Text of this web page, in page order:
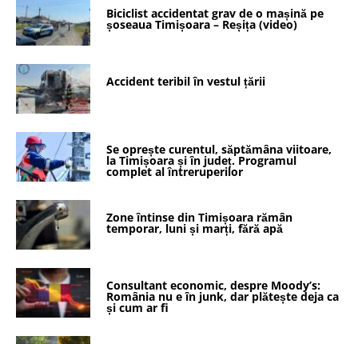
Biciclist accidentat grav de o mașină pe
șoseaua Timișoara – Reșița (video)
Accident teribil în vestul țării
Se oprește curentul, săptămâna viitoare,
la Timișoara și în județ. Programul
complet al întreruperilor
Zone întinse din Timișoara rămân
temporar, luni și marți, fără apă
Consultant economic, despre Moody’s:
România nu e în junk, dar plătește deja ca
și cum ar fi